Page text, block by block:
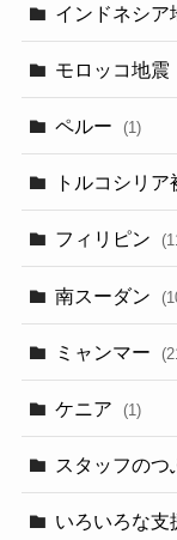
インドネシア
モロッコ地震
ペルー (1)
トルコシリ
フィリピン
南スーダン
ミャンマー
ケニア (1)
スタッフのつ
いろいろな支